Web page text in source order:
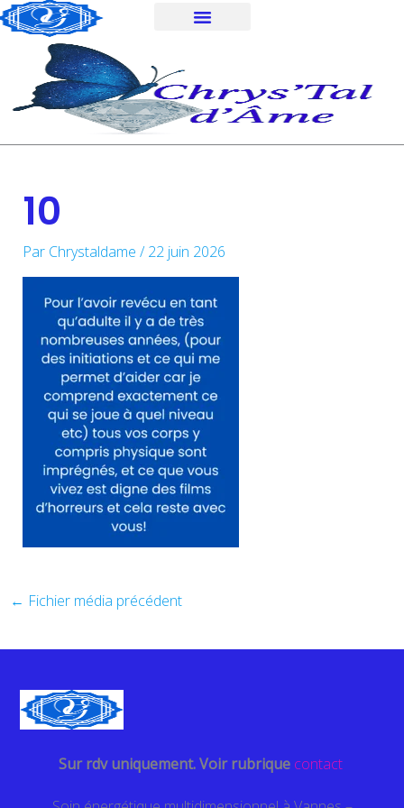
Aller
au
contenu
10
Par Chrystaldame /22 juin 2026
← Fichier média précédent
Sur rdv uniquement. Voir rubrique contact